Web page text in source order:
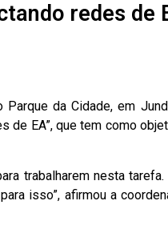
redes de
da Cidade, em
de EA”, que tem como
trabalharem nesta
isso”, afirmou a